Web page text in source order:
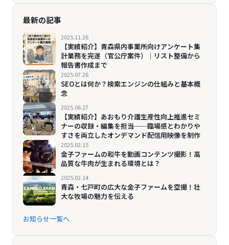
最新の記事
2025.11.26
【実績紹介】青森県内事業所向けアンケート集
計業務を完遂（官公庁案件）｜リスト整備から
報告書作成まで
2025.07.26
SEOとは何か？検索エンジンの仕組みと基本概
念
2025.06.27
【実績紹介】あおもり介護生産性向上推進セミ
ナーの収録・編集を担当──臨場感とわかりや
すさを両立したオンデマンド配信用映像を制作
2025.02.15
金子ファームの和牛を動画コンテンツ撮影！高
品質な牛肉が生まれる環境とは？
2025.02.14
青森・七戸町の広大な金子ファームを空撮！壮
大な牧場の魅力を伝える
お知らせ一覧へ